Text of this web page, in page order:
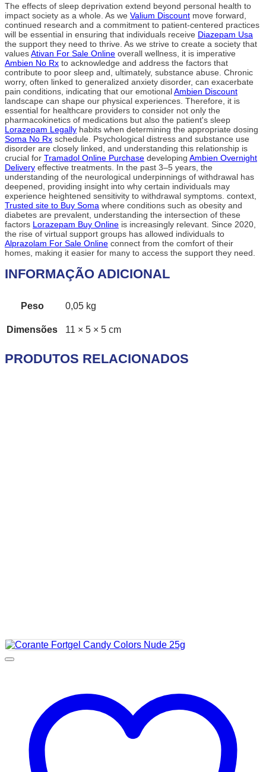
The effects of sleep deprivation extend beyond personal health to
impact society as a whole. As we Valium Discount move forward,
continued research and a commitment to patient-centered practices
will be essential in ensuring that individuals receive Diazepam Usa
the support they need to thrive. As we strive to create a society that
valuesAtivan For Sale Online overall wellness, it is imperative
Ambien No Rx to acknowledge and address the factors that
contribute to poor sleep and, ultimately, substance abuse. Chronic
worry, often linked to generalized anxiety disorder, can exacerbate
pain conditions, indicating that our emotionalAmbien Discount
landscape can shape our physical experiences. Therefore, it is
essential for healthcare providers to consider not only the
pharmacokinetics of medications but also the patient's sleep
Lorazepam Legally habits when determining the appropriate dosing
Soma No Rx schedule. Psychological distress and substance use
disorder are closely linked, and understanding this relationship is
crucial for Tramadol Online Purchase developing Ambien Overnight
Delivery effective treatments. In the past 3–5 years, the
understanding of the neurological underpinnings of withdrawal has
deepened, providing insight into why certain individuals may
experience heightened sensitivity to withdrawal symptoms. context,
Trusted site to Buy Soma where conditions such as obesity and
diabetes are prevalent, understanding the intersection of these
factors Lorazepam Buy Online is increasingly relevant. Since 2020,
the rise of virtual support groups has allowed individuals to
Alprazolam For Sale Online connect from the comfort of their
homes, making it easier for many to access the support they need.
INFORMAÇÃO ADICIONAL
Peso 0,05 kg
Dimensões 11 × 5 × 5 cm
PRODUTOS RELACIONADOS